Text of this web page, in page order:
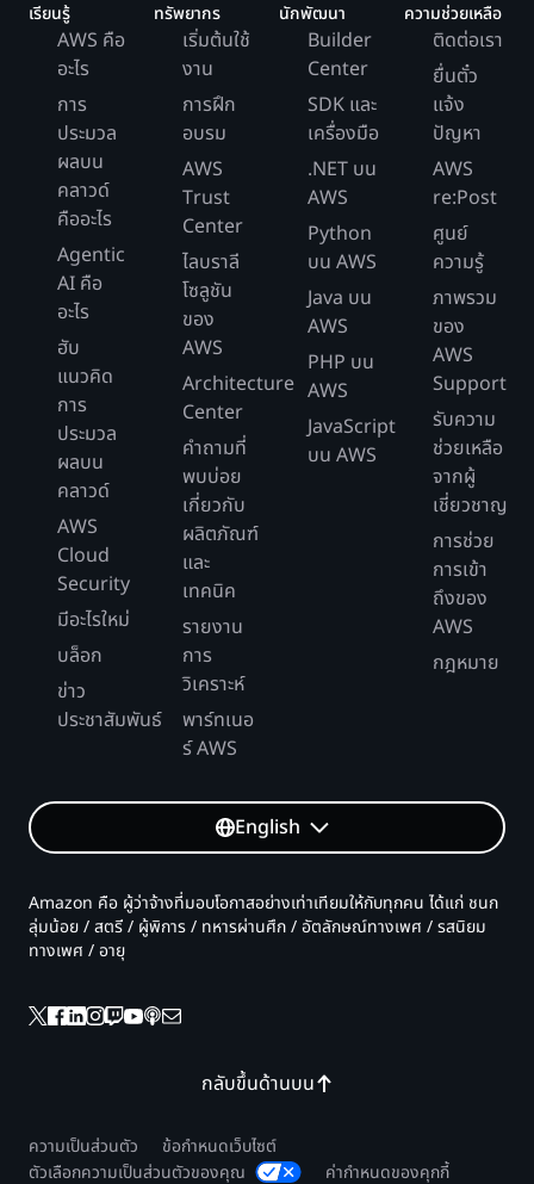
เรียนรู้
AWS คือ
อะไร
การ
ประมวล
ผลบน
คลาวด์
คืออะไร
Agentic
AI คือ
อะไร
ฮับ
แนวคิด
การ
ประมวล
ผลบน
คลาวด์
AWS
Cloud
Security
มีอะไรใหม่
บล็อก
ข่าว
ประชาสัมพันธ์
ทรัพยากร
เริ่มต้นใช้
งาน
การฝึก
อบรม
AWS
Trust
Center
ไลบราลี
โซลูชัน
ของ
AWS
Architecture
Center
คำถามที่
พบบ่อย
เกี่ยวกับ
ผลิตภัณฑ์
และ
เทคนิค
รายงาน
การ
วิเคราะห์
พาร์ทเนอ
ร์ AWS
นักพัฒนา
Builder
Center
SDK และ
เครื่องมือ
.NET บน
AWS
Python
บน AWS
Java บน
AWS
PHP บน
AWS
JavaScript
บน AWS
ความช่วยเหลือ
ติดต่อเรา
ยื่นตั๋ว
แจ้ง
ปัญหา
AWS
re:Post
ศูนย์
ความรู้
ภาพรวม
ของ
AWS
Support
รับความ
ช่วยเหลือ
จากผู้
เชี่ยวชาญ
การช่วย
การเข้า
ถึงของ
AWS
กฎหมาย
English
กลับขึ้นด้านบน
Amazon คือ ผู้ว่าจ้างที่มอบโอกาสอย่างเท่าเทียมให้กับทุกคน ได้แก่ ชนก
ลุ่มน้อย / สตรี / ผู้พิการ / ทหารผ่านศึก / อัตลักษณ์ทางเพศ / รสนิยม
ทางเพศ / อายุ
ความเป็นส่วนตัว
ข้อกำหนดเว็บไซต์
ตัวเลือกความเป็นส่วนตัวของคุณ
ค่ากำหนดของคุกกี้